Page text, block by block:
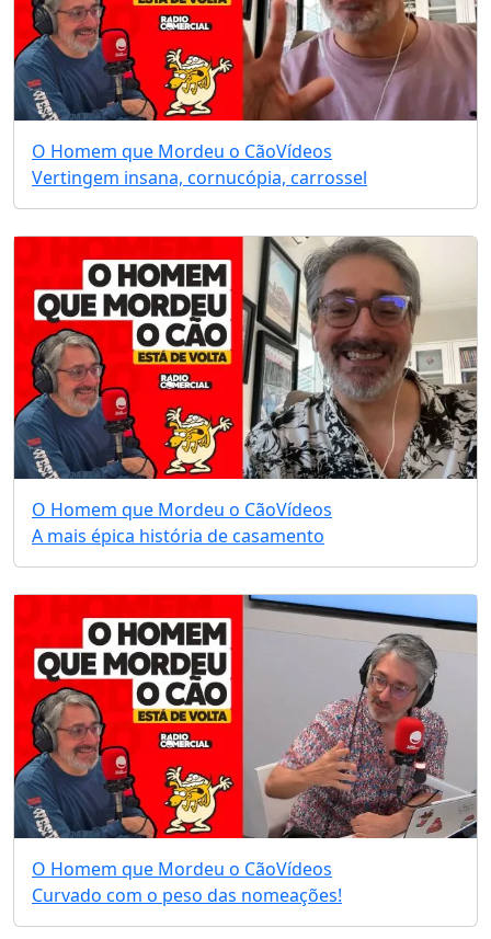
O Homem que Mordeu o CãoVídeos
Vertingem insana, cornucópia, carrossel
O Homem que Mordeu o CãoVídeos
A mais épica história de casamento
O Homem que Mordeu o CãoVídeos
Curvado com o peso das nomeações!